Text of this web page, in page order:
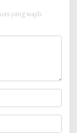
yang wajib